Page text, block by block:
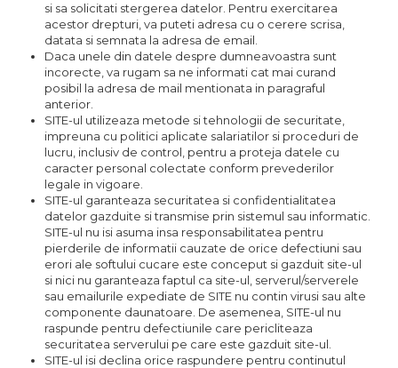
si sa solicitati stergerea datelor. Pentru exercitarea
acestor drepturi, va puteti adresa cu o cerere scrisa,
datata si semnata la adresa de email.
Daca unele din datele despre dumneavoastra sunt
incorecte, va rugam sa ne informati cat mai curand
posibil la adresa de mail mentionata in paragraful
anterior.
SITE-ul utilizeaza metode si tehnologii de securitate,
impreuna cu politici aplicate salariatilor si proceduri de
lucru, inclusiv de control, pentru a proteja datele cu
caracter personal colectate conform prevederilor
legale in vigoare.
SITE-ul garanteaza securitatea si confidentialitatea
datelor gazduite si transmise prin sistemul sau informatic.
SITE-ul nu isi asuma insa responsabilitatea pentru
pierderile de informatii cauzate de orice defectiuni sau
erori ale softului cucare este conceput si gazduit site-ul
si nici nu garanteaza faptul ca site-ul, serverul/serverele
sau emailurile expediate de SITE nu contin virusi sau alte
componente daunatoare. De asemenea, SITE-ul nu
raspunde pentru defectiunile care pericliteaza
securitatea serverului pe care este gazduit site-ul.
SITE-ul isi declina orice raspundere pentru continutul